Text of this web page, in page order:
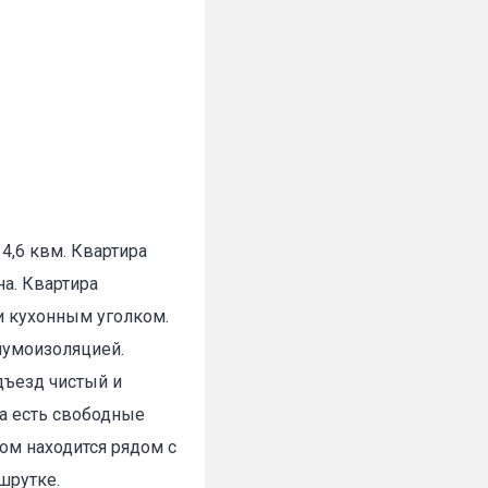
квм. Квартира
Квартира
кухонным уголком.
чистый и
есть свободные
находится рядом с